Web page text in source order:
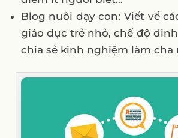
Blog nuôi dạy con: Viết về
giáo dục trẻ nhỏ, chế độ
chia sẻ kinh nghiệm làm cha